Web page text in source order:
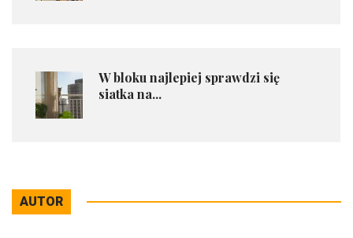
​W bloku najlepiej sprawdzi się
siatka na...
AUTOR